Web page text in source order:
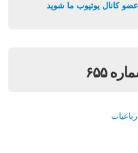
کانال یوتیوب ما شوید
۶۵۵